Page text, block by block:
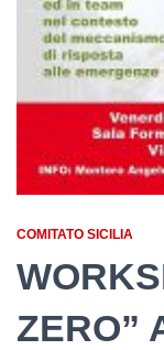
COMITATO SICILIA
ZERO”